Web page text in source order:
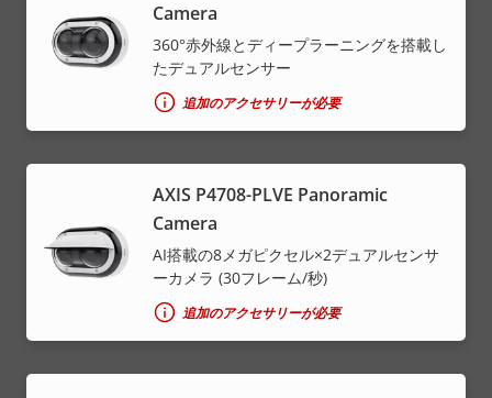
Camera
360°赤外線とディープラーニングを搭載し
たデュアルセンサー
追加のアクセサリーが必要
AXIS P4708-PLVE Panoramic
Camera
AI搭載の8メガピクセル×2デュアルセンサ
ーカメラ (30フレーム/秒)
追加のアクセサリーが必要